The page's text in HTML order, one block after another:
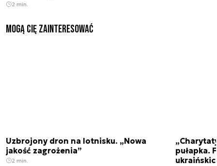
2 min.
Mogą Cię zainteresować
Uzbrojony dron na lotnisku. „Nowa
jakość zagrożenia”
2 min.
pułapka.